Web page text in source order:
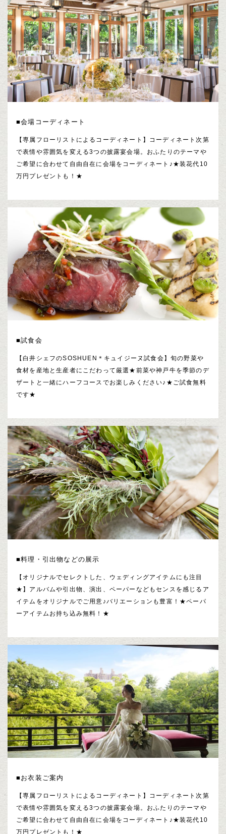
■会場コーディネート
【専属フローリストによるコーディネート】コーディネート次第
で表情や雰囲気を変える3つの披露宴会場。おふたりのテーマや
ご希望に合わせて自由自在に会場をコーディネート♪★装花代10
万円プレゼントも！★
■試食会
【白井シェフのSOSHUEN＊キュイジーヌ試食会】旬の野菜や
食材を産地と生産者にこだわって厳選★前菜や神戸牛を季節のデ
ザートと一緒にハーフコースでお楽しみください♪★ご試食無料
です★
■料理・引出物などの展示
【オリジナルでセレクトした、ウェディングアイテムにも注目
★】アルバムや引出物、演出、ペーパーなどもセンスを感じるア
イテムをオリジナルでご用意♪バリエーションも豊富！★ペーパ
ーアイテムお持ち込み無料！★
■お衣装ご案内
【専属フローリストによるコーディネート】コーディネート次第
で表情や雰囲気を変える3つの披露宴会場。おふたりのテーマや
ご希望に合わせて自由自在に会場をコーディネート♪★装花代10
万円プレゼントも！★